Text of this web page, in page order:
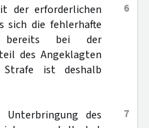
6
der erforderlichen
sich die fehlerhafte
bereits bei der
des Angeklagten
ist deshalb
7
des